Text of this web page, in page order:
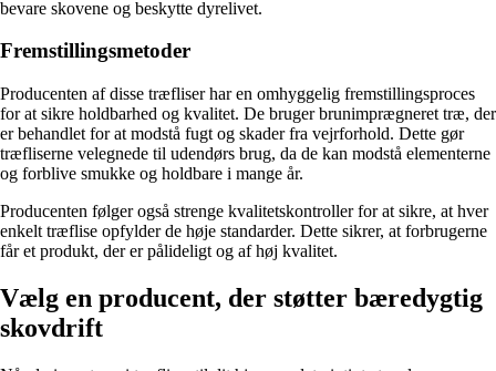
bevare skovene og beskytte dyrelivet.
Fremstillingsmetoder
Producenten af disse træfliser har en omhyggelig fremstillingsproces
for at sikre holdbarhed og kvalitet. De bruger brunimprægneret træ, der
er behandlet for at modstå fugt og skader fra vejrforhold. Dette gør
træfliserne velegnede til udendørs brug, da de kan modstå elementerne
og forblive smukke og holdbare i mange år.
Producenten følger også strenge kvalitetskontroller for at sikre, at hver
enkelt træflise opfylder de høje standarder. Dette sikrer, at forbrugerne
får et produkt, der er pålideligt og af høj kvalitet.
Vælg en producent, der støtter bæredygtig
skovdrift